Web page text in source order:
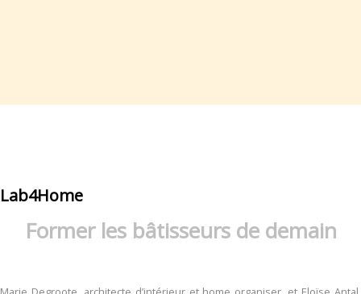
Lab4Home
Former les bâtisseurs de demain